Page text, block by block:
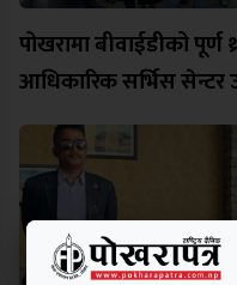
पोखरामा बीवाईडीको
आधिकारिक सर्भिस सेन्टर